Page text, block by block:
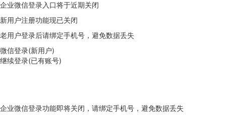
企业微信登录入口将于近期关闭
新用户注册功能现已关闭
老用户登录后请绑定手机号，避免数据丢失
微信登录(新用户)
继续登录(已有账号)
企业微信登录功能即将关闭，请绑定手机号，避免数据丢失